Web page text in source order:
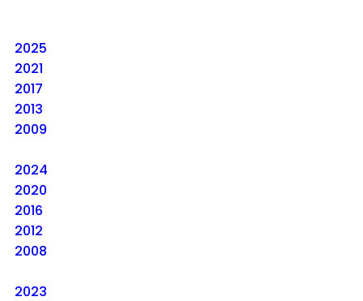
2025
2021
2017
2013
2009
2024
2020
2016
2012
2008
2023